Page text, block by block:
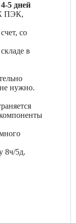
5 дней
ПЭК,
со
в
нужно.
8ч/5д.